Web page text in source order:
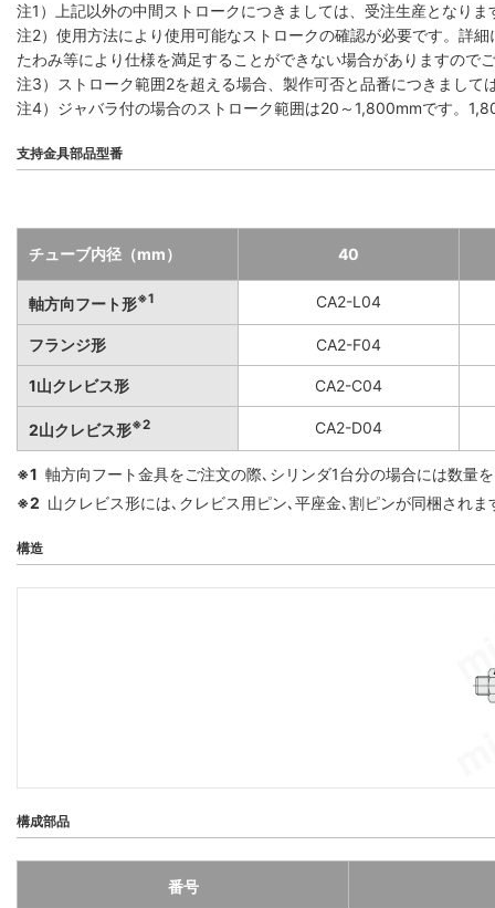
注1）上記以外の中間ストロークにつきましては、受注生産となりま
注2）使用方法により使用可能なストロークの確認が必要です。詳
たわみ等により仕様を満足することができない場合がありますので
注3）ストローク範囲2を超える場合、製作可否と品番につきまし
注4）ジャバラ付の場合のストローク範囲は20～1,800mmです。
支持金具部品型番
チューブ内径（mm） 40
軸方向フート形※1 CA2-L04
フランジ形 CA2-F04
1山クレビス形 CA2-C04
2山クレビス形※2 CA2-D04
※1 軸方向フート金具をご注文の際､シリンダ1台分の場合には数量
※2 山クレビス形には､クレビス用ピン､平座金､割ピンが同梱されま
構造
構成部品
番号